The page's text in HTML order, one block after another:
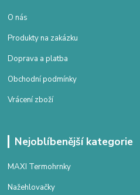
O nás
Produkty na zakázku
Doprava a platba
Obchodní podmínky
Vrácení zboží
Nejoblíbenější kategorie
MAXI Termohrnky
Nažehlovačky